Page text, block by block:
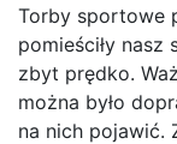
Torby sportowe
pomieściły nasz
zbyt prędko.
można było
na nich pojawić.